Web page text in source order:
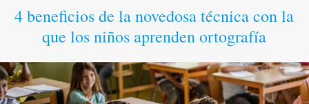
4 beneficios de la novedosa técnica con la
que los niños aprenden ortografía